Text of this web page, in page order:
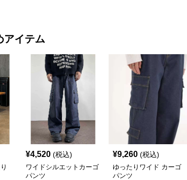
アイテム
¥4,520 (税込)
ワイドシルエットカーゴ
パンツ
¥9,260 (税込)
ゆったりワイド カーゴ
パンツ